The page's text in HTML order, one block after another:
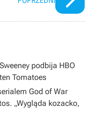
podbija HBO
Tomatoes
God of War
„Wygląda kozacko,